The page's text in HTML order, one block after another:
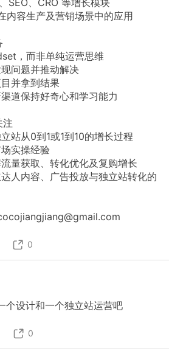
SEO、CRO 等增长模块
内容生产及营销场景中的应用
，而非单纯运营思维
问题并推动解决
并拿到结果
道保持好奇心和学习能力
注
站从0到1或1到10的增长过程
实操经验
量获取、转化优化及复购增长
人内容、广告投放与独立站转化的
0
个设计和一个独立站运营吧
0